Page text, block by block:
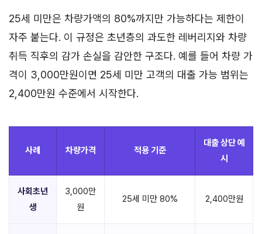
25세 미만은 차량가액의 80%까지만 가능하다는 제한이
자주 붙는다. 이 규정은 초년층의 과도한 레버리지와 차량
취득 직후의 감가 손실을 감안한 구조다. 예를 들어 차량 가
격이 3,000만원이면 25세 미만 고객의 대출 가능 범위는
2,400만원 수준에서 시작한다.
사례 차량가격 적용 기준
대출 상단 예
시
사회초년
생
3,000만
원
25세 미만 80% 2,400만원